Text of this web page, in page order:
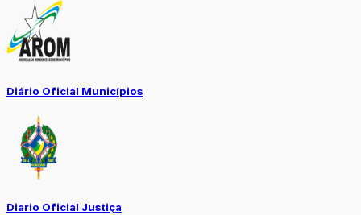
Diário Oficial Municípios
Diario Oficial Justiça